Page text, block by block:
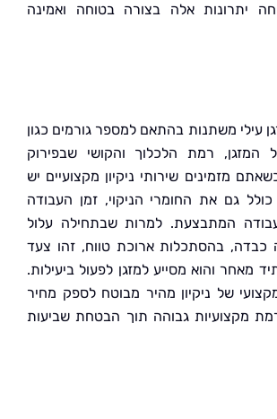
אלה בצורה בטוחה ואמינה
משתנות בהתאם למספר גורמים כגון
הלכלוך והקושי שבפירוק
שירותי ניקיון מקצועיים יש
החומרי הניקוי, זמן העבודה
למרות שבתחילה עלול
ארוכת טווח, זהו צעד
מסייע למזגן לפעול ביעילות.
ניקיון מהיר מבוטח לספק מחיר
גבוהה תוך הבטחת שביעות